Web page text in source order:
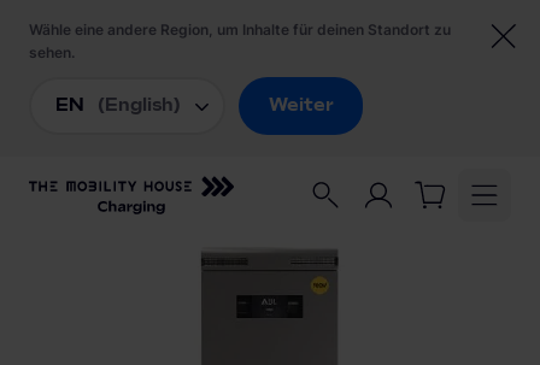
Ladestationen